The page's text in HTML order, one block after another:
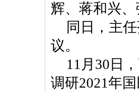
辉、蒋和兴
同日，主
议。
11月30日
调研2021年